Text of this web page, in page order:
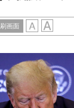
画面